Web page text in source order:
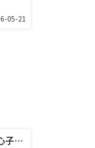
05-21
小平市民総合体育館で雨の日も安心子連れレジャー！周辺情報と便利な利用のコツを紹介